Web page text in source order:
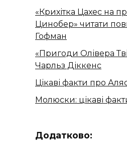
«Крихітка Цахес на
Цинобер» читати
Гофман
«Пригоди Олівера
Чарльз Діккенс
Цікаві факти про
Молюски: цікаві
Додатково: